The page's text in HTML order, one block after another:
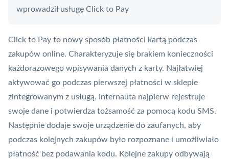
wprowadził usługę Click to Pay
Click to Pay to nowy sposób płatności kartą podczas
zakupów online. Charakteryzuje się brakiem konieczności
każdorazowego wpisywania danych z karty. Najłatwiej
aktywować go podczas pierwszej płatności w sklepie
zintegrowanym z usługą. Internauta najpierw rejestruje
swoje dane i potwierdza tożsamość za pomocą kodu SMS.
Następnie dodaje swoje urządzenie do zaufanych, aby
podczas kolejnych zakupów było rozpoznane i umożliwiało
płatność bez podawania kodu. Kolejne zakupy odbywają